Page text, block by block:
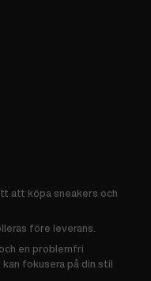
att köpa sneakers och
före leverans.
en problemfri
fokusera på din stil